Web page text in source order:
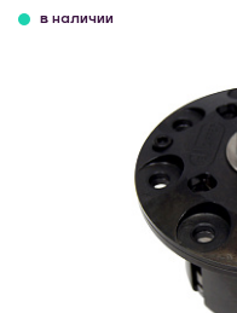
в наличии